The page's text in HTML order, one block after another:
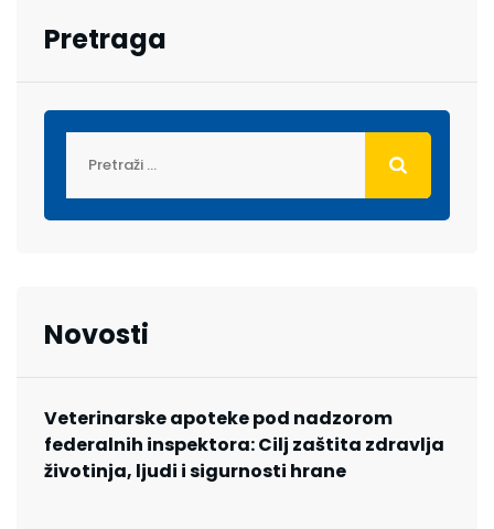
Pretraga
Novosti
Veterinarske apoteke pod nadzorom
federalnih inspektora: Cilj zaštita zdravlja
životinja, ljudi i sigurnosti hrane